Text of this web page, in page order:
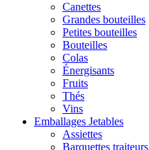
Canettes
Grandes bouteilles
Petites bouteilles
Bouteilles
Colas
Énergisants
Fruits
Thés
Vins
Emballages Jetables
Assiettes
Barquettes traiteurs